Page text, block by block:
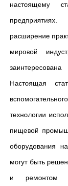
настоящему
расширение
мировой
Настоящая
технологии
пищевой
оборудования
могут быть
и ремонтом